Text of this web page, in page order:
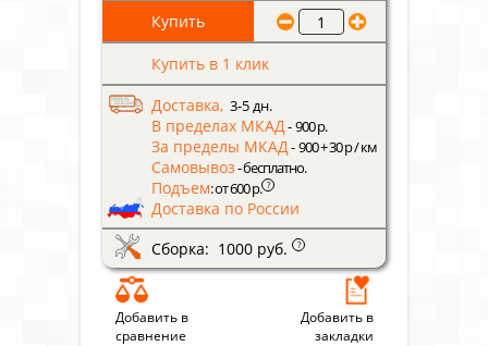
Купить в 1 клик
Доставка, 3-5 дн.
В пределах МКАД- 900 р.
За пределы МКАД- 900 + 30 р / км
Самовывоз- бесплатно.
Подъем: от 600 р. ?
Доставка по России
Сборка: 1000 руб.
?
Добавить в
сравнение
Добавить в
закладки